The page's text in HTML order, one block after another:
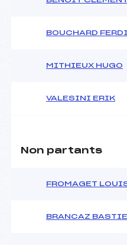
BOUCHARD
MITHIEUX HUGO
VALESINI ERIK
Non partants
FROMAGET
BRANCAZ